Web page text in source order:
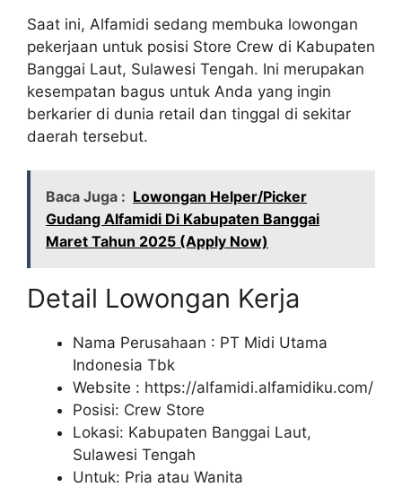
Saat ini, Alfamidi sedang membuka lowongan
pekerjaan untuk posisi Store Crew di Kabupaten
Banggai Laut, Sulawesi Tengah. Ini merupakan
kesempatan bagus untuk Anda yang ingin
berkarier di dunia retail dan tinggal di sekitar
daerah tersebut.
Baca Juga : Lowongan Helper/Picker
Gudang Alfamidi Di Kabupaten Banggai
Maret Tahun 2025 (Apply Now)
Detail Lowongan Kerja
Nama Perusahaan : PT Midi Utama
Indonesia Tbk
Website : https://alfamidi.alfamidiku.com/
Posisi: Crew Store
Lokasi: Kabupaten Banggai Laut,
Sulawesi Tengah
Untuk: Pria atau Wanita